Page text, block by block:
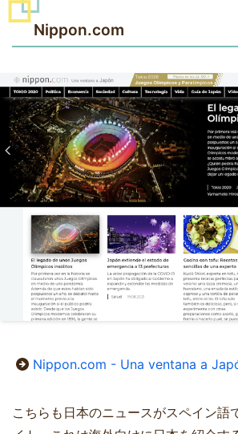
Nippon.com
Nippon.com - Una ventana a
こちらも日本のニュースがスペイン語